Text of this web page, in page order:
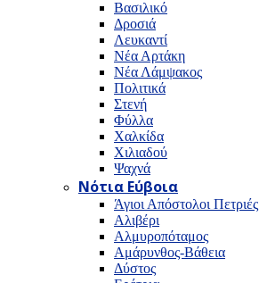
Βασιλικό
Δροσιά
Λευκαντί
Νέα Αρτάκη
Νέα Λάμψακος
Πολιτικά
Στενή
Φύλλα
Χαλκίδα
Χιλιαδού
Ψαχνά
Νότια Εύβοια
Άγιοι Απόστολοι Πετριές
Αλιβέρι
Αλμυροπόταμος
Αμάρυνθος-Βάθεια
Δύστος